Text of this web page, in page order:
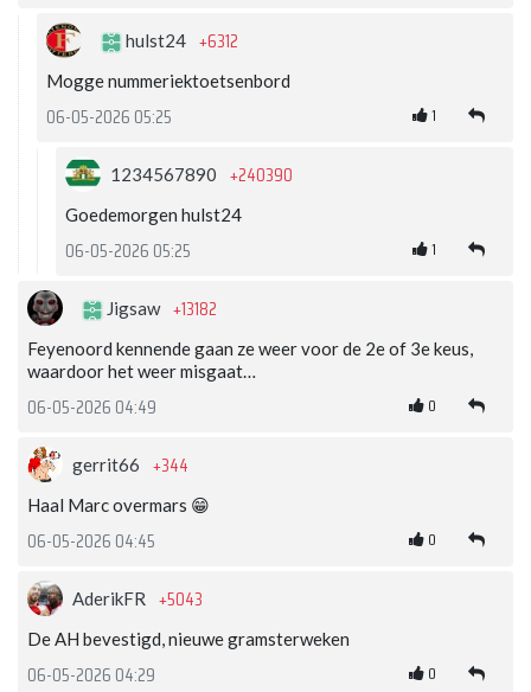
hulst24 +6312
Mogge nummeriektoetsenbord
06-05-2026 05:25 1
1234567890 +240390
Goedemorgen hulst24
06-05-2026 05:25 1
Jigsaw +13182
Feyenoord kennende gaan ze weer voor de 2e of 3e keus,
waardoor het weer misgaat…
06-05-2026 04:49 0
gerrit66 +344
Haal Marc overmars 😁
06-05-2026 04:45 0
AderikFR +5043
De AH bevestigd, nieuwe gramsterweken
06-05-2026 04:29 0